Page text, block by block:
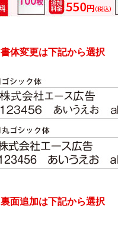
書体変更は下記から選択
裏面追加は下記から選択